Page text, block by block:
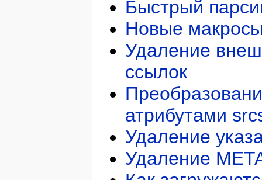
Быстрый
Новые
Удаление
ссылок
атрибутами
Удаление
Удаление